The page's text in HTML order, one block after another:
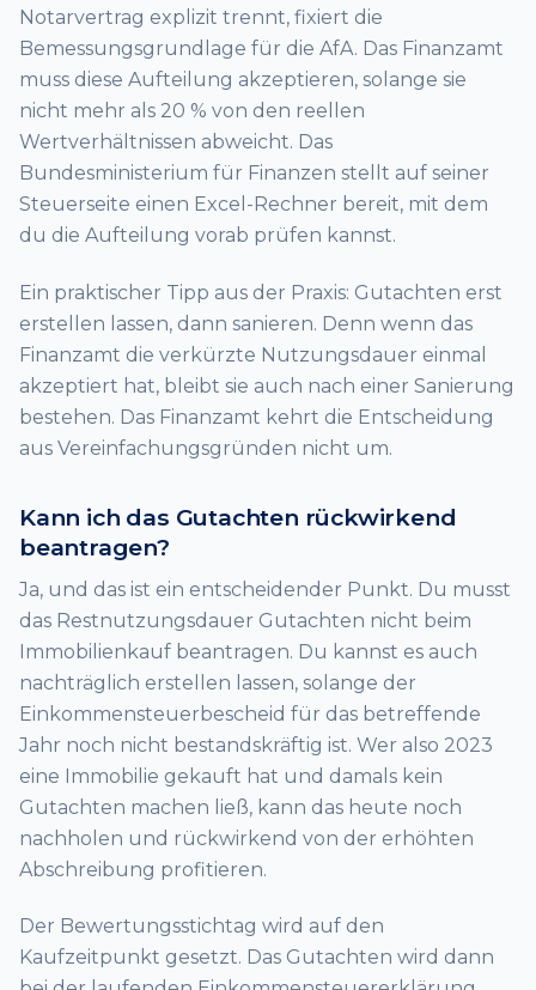
Notarvertrag explizit trennt, fixiert die
Bemessungsgrundlage für die AfA. Das Finanzamt
muss diese Aufteilung akzeptieren, solange sie
nicht mehr als 20 % von den reellen
Wertverhältnissen abweicht. Das
Bundesministerium für Finanzen stellt auf seiner
Steuerseite einen Excel-Rechner bereit, mit dem
du die Aufteilung vorab prüfen kannst.
Ein praktischer Tipp aus der Praxis: Gutachten erst
erstellen lassen, dann sanieren. Denn wenn das
Finanzamt die verkürzte Nutzungsdauer einmal
akzeptiert hat, bleibt sie auch nach einer Sanierung
bestehen. Das Finanzamt kehrt die Entscheidung
aus Vereinfachungsgründen nicht um.
Kann ich das Gutachten rückwirkend
beantragen?
Ja, und das ist ein entscheidender Punkt. Du musst
das Restnutzungsdauer Gutachten nicht beim
Immobilienkauf beantragen. Du kannst es auch
nachträglich erstellen lassen, solange der
Einkommensteuerbescheid für das betreffende
Jahr noch nicht bestandskräftig ist. Wer also 2023
eine Immobilie gekauft hat und damals kein
Gutachten machen ließ, kann das heute noch
nachholen und rückwirkend von der erhöhten
Abschreibung profitieren.
Der Bewertungsstichtag wird auf den
Kaufzeitpunkt gesetzt. Das Gutachten wird dann